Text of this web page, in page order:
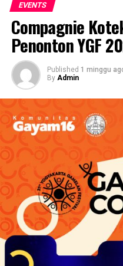
EVENTS
Compagnie
Penonton YGF
Published 1 minggu
By Admin